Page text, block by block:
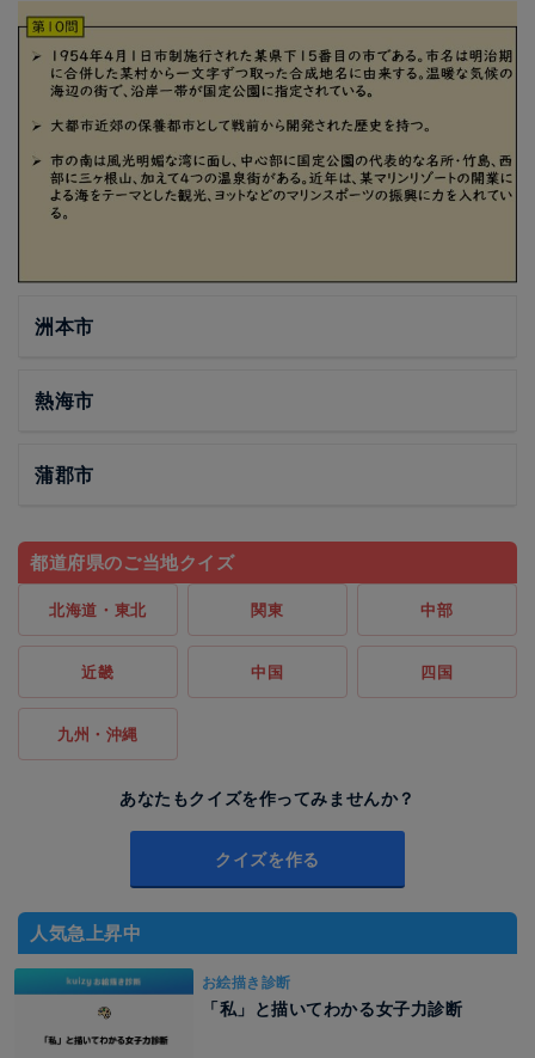
洲本市
熱海市
蒲郡市
都道府県のご当地クイズ
北海道・東北 関東 中部
近畿 中国 四国
九州・沖縄
あなたもクイズを作ってみませんか？
クイズを作る
人気急上昇中
お絵描き診断
「私」と描いてわかる女子力診断